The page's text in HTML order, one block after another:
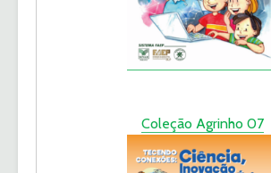
Coleção Agrinho 07